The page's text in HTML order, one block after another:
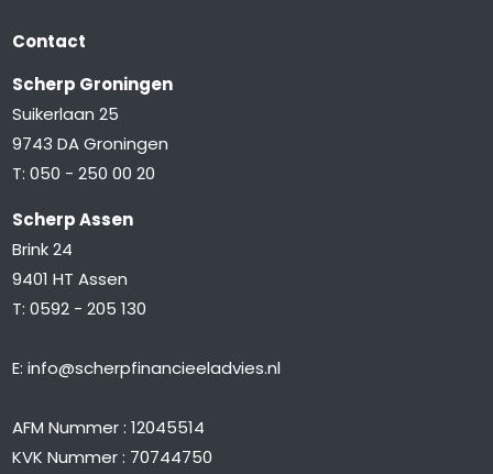
Contact
Scherp Groningen
Suikerlaan 25
9743 DA Groningen
T:050 - 250 00 20
Scherp Assen
Brink 24
9401 HT Assen
T:0592 - 205 130
E:info@scherpfinancieeladvies.nl
AFM Nummer : 12045514
KVK Nummer : 70744750